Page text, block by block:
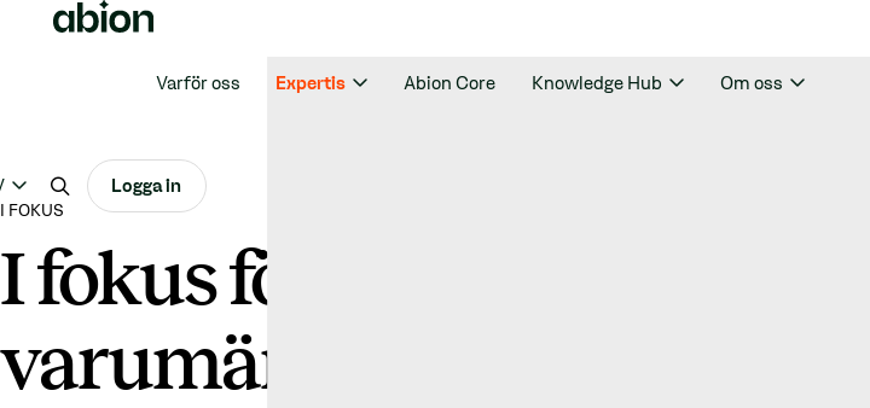
Varför oss Expertis Abion Core Knowledge Hub Om oss
Logga in
I FOKUS
I fokus för
varumärkessäkerhet